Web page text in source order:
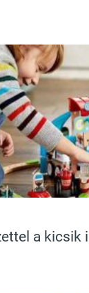
a kicsik